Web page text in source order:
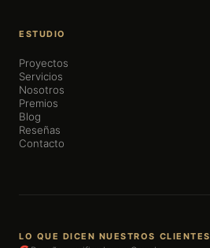
ESTUDIO
Proyectos
Servicios
Nosotros
Premios
Blog
Reseñas
Contacto
LO QUE DICEN NUESTROS CLIENTES